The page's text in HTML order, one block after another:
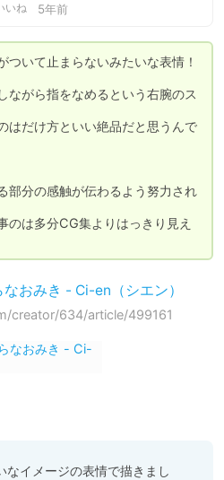
いね 5年前
ついて止まらないみたいな表情！
ながら指をなめるという右腕のス
はだけ方といい絶品だと思うんで
部分の感触が伝わるよう努力され
のは多分CG集よりはっきり見え
おみき - Ci-en（シエン）
creator/634/article/499161
なイメージの表情で描きまし